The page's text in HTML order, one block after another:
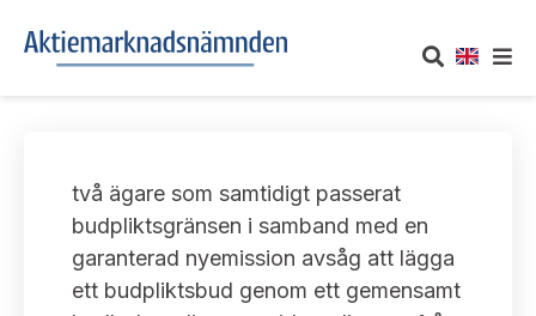
Om oss
Vårt uppdrag
UTTALANDEN
Om nämndens uttalanden
TAKEOVER-REGLER
två ägare som samtidigt passerat
budpliktsgränsen i samband med en
garanterad nyemission avsåg att lägga
ett budpliktsbud genom ett gemensamt